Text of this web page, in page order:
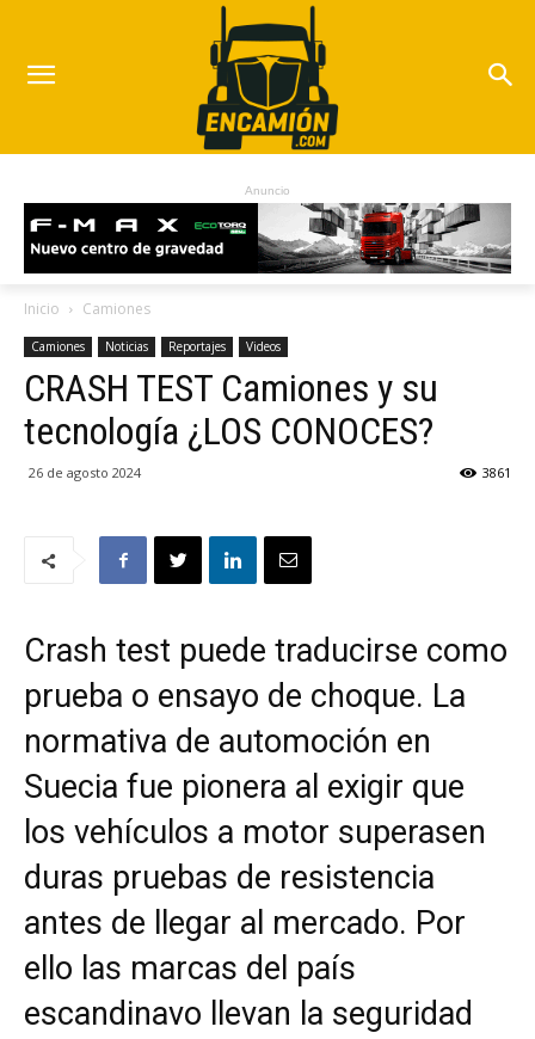
Anuncio
Inicio Camiones
Camiones Noticias Reportajes Videos
CRASH TEST Camiones y su
tecnología ¿LOS CONOCES?
26 de agosto 2024 3861
Crash test puede traducirse como
prueba o ensayo de choque. La
normativa de automoción en
Suecia fue pionera al exigir que
los vehículos a motor superasen
duras pruebas de resistencia
antes de llegar al mercado. Por
ello las marcas del país
escandinavo llevan la seguridad